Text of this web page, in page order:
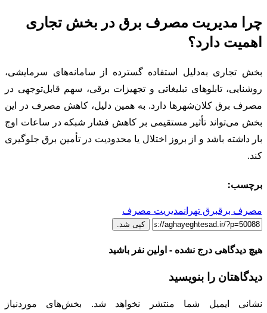
چرا مدیریت مصرف برق در بخش تجاری
اهمیت دارد؟
بخش تجاری به‌دلیل استفاده گسترده از سامانه‌های سرمایشی،
روشنایی، تابلوهای تبلیغاتی و تجهیزات برقی، سهم قابل‌توجهی در
مصرف برق کلان‌شهرها دارد. به همین دلیل، کاهش مصرف در این
بخش می‌تواند تأثیر مستقیمی بر کاهش فشار شبکه در ساعات اوج
بار داشته باشد و از بروز اختلال یا محدودیت در تأمین برق جلوگیری
کند.
برچسب:
مصرف برقبرق تهرانمدیریت مصرف
کپی شد.
هیچ دیدگاهی درج نشده - اولین نفر باشید
دیدگاهتان را بنویسید
نشانی ایمیل شما منتشر نخواهد شد. بخش‌های موردنیاز